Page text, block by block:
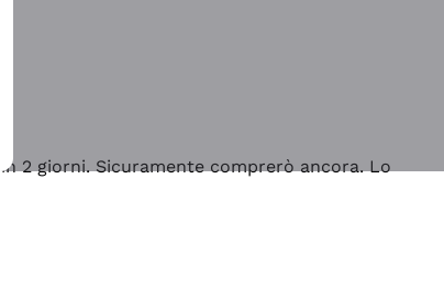
2 giorni. Sicuramente comprerò ancora. Lo